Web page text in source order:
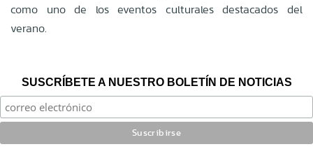
como uno de los eventos culturales destacados del
verano.
SUSCRÍBETE A NUESTRO BOLETÍN DE NOTICIAS